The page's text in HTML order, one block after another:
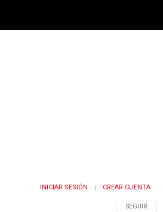
SIGA ESTA
SEGUIR
INICIAR SESIÓN | CREAR CUENTA